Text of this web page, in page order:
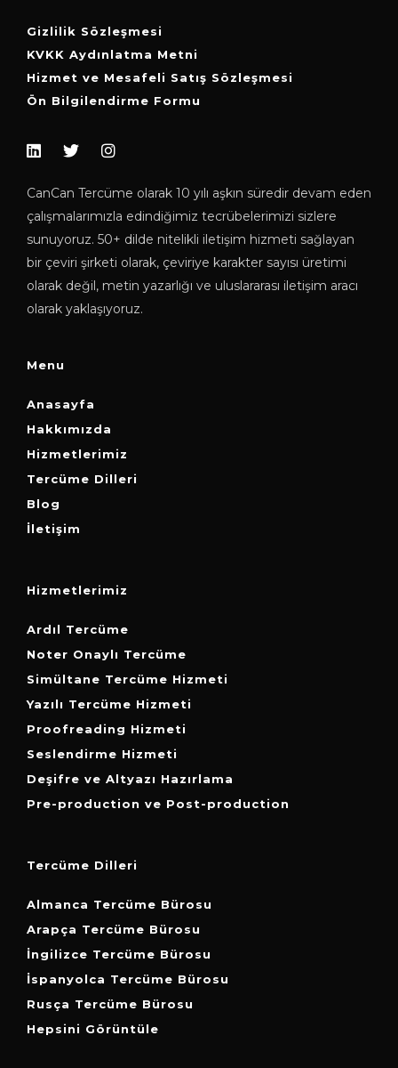
Gizlilik Sözleşmesi
KVKK Aydınlatma Metni
Hizmet ve Mesafeli Satış Sözleşmesi
Ön Bilgilendirme Formu
CanCan Tercüme olarak 10 yılı aşkın süredir devam eden
çalışmalarımızla edindiğimiz tecrübelerimizi sizlere
sunuyoruz. 50+ dilde nitelikli iletişim hizmeti sağlayan
bir çeviri şirketi olarak, çeviriye karakter sayısı üretimi
olarak değil, metin yazarlığı ve uluslararası iletişim aracı
olarak yaklaşıyoruz.
Menu
Anasayfa
Hakkımızda
Hizmetlerimiz
Tercüme Dilleri
Blog
İletişim
Hizmetlerimiz
Ardıl Tercüme
Noter Onaylı Tercüme
Simültane Tercüme Hizmeti
Yazılı Tercüme Hizmeti
Proofreading Hizmeti
Seslendirme Hizmeti
Deşifre ve Altyazı Hazırlama
Pre-production ve Post-production
Tercüme Dilleri
Almanca Tercüme Bürosu
Arapça Tercüme Bürosu
İngilizce Tercüme Bürosu
İspanyolca Tercüme Bürosu
Rusça Tercüme Bürosu
Hepsini Görüntüle